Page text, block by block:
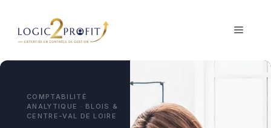
contenu
MENU
COMPTABILITÉ
ANALYTIQUE · BLOIS &
CENTRE-VAL DE LOIRE